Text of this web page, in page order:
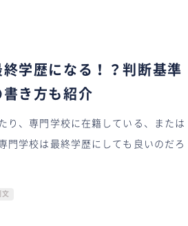
学歴になる！？判断基準
き方も紹介
り、専門学校に在籍している、または
門学校は最終学歴にしても良いのだろ
文